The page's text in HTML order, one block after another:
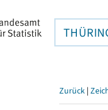
Zurück |